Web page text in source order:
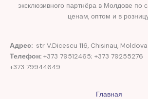
эксклюзивного партнёра в Молдове
ценам, оптом и в
Адрес: str V.Dicescu 116, Chisinau, Moldova.
Телефон: +373 79512465; +373 79255276
+373 79944649
Главная